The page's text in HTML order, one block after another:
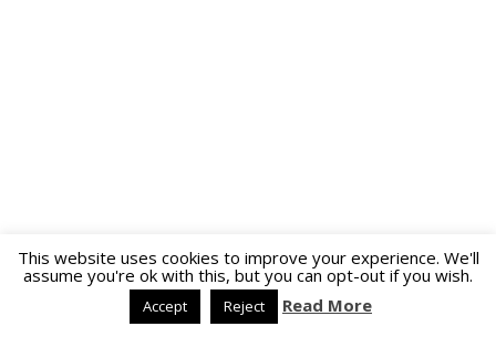
This website uses cookies to improve your experience. We'll
assume you're ok with this, but you can opt-out if you wish.
Accept Reject Read More